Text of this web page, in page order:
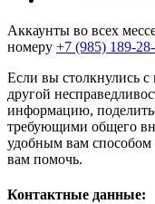
Аккаунты во всех
номеру +7 (985) 189-
Если вы столкнулись
другой
информацию,
требующими общего
удобным вам способом
вам помочь.
Контактные данные: